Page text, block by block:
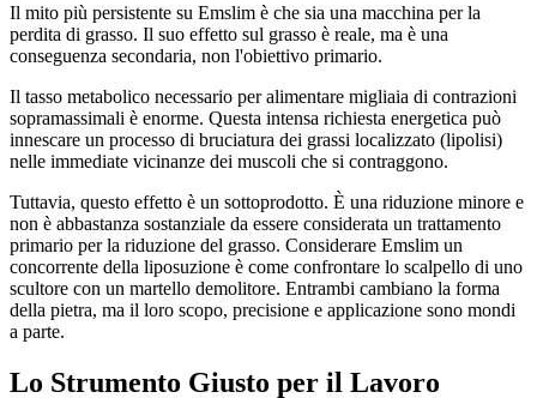
Il mito più persistente su Emslim è che sia una macchina per la
perdita di grasso. Il suo effetto sul grasso è reale, ma è una
conseguenza secondaria, non l'obiettivo primario.
Il tasso metabolico necessario per alimentare migliaia di contrazioni
sopramassimali è enorme. Questa intensa richiesta energetica può
innescare un processo di bruciatura dei grassi localizzato (lipolisi)
nelle immediate vicinanze dei muscoli che si contraggono.
Tuttavia, questo effetto è un sottoprodotto. È una riduzione minore e
non è abbastanza sostanziale da essere considerata un trattamento
primario per la riduzione del grasso. Considerare Emslim un
concorrente della liposuzione è come confrontare lo scalpello di uno
scultore con un martello demolitore. Entrambi cambiano la forma
della pietra, ma il loro scopo, precisione e applicazione sono mondi
a parte.
Lo Strumento Giusto per il Lavoro